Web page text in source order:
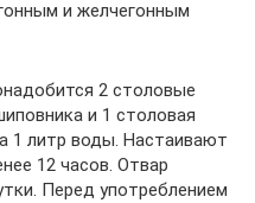
и желчегонным
2 столовые
и 1 столовая
1 литр воды. Настаивают
12 часов. Отвар
Перед употреблением